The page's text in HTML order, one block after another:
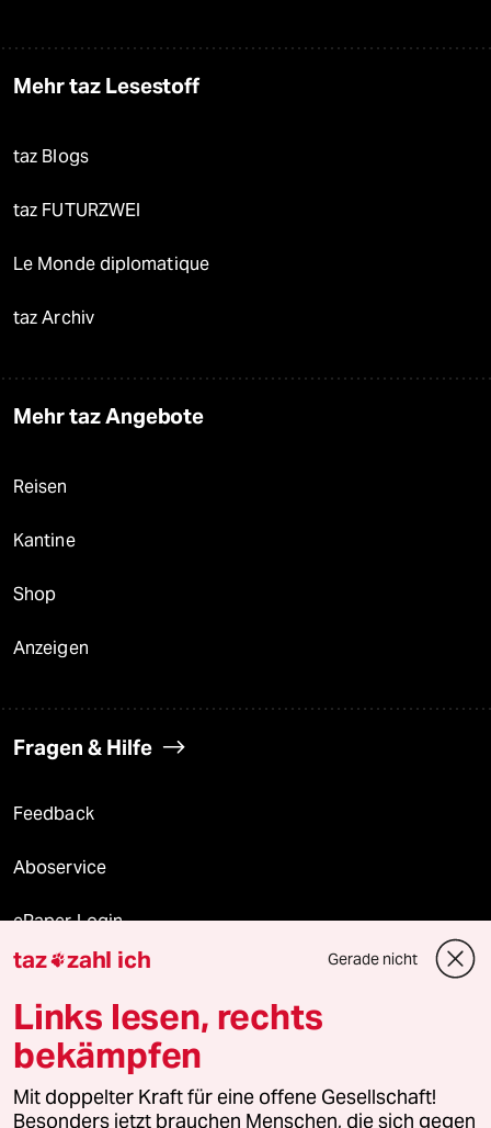
Mehr taz Lesestoff
taz Blogs
taz FUTURZWEI
Le Monde diplomatique
taz Archiv
Mehr taz Angebote
Reisen
Kantine
Shop
Anzeigen
Fragen & Hilfe
Feedback
Aboservice
ePaper Login
Downloads für Abonnierende
© 2026 taz Verlags und Vertriebs GmbH
Alle Rechte vorbehalten. Bei rechtlichen Fragen oder für Genehmigungen
wenden Sie sich bitte an
lizenzen@taz.de
taz zahl ich Gerade nicht
Links lesen, rechts
bekämpfen
Mit doppelter Kraft für eine offene Gesellschaft!
Besonders jetzt brauchen Menschen, die sich gegen